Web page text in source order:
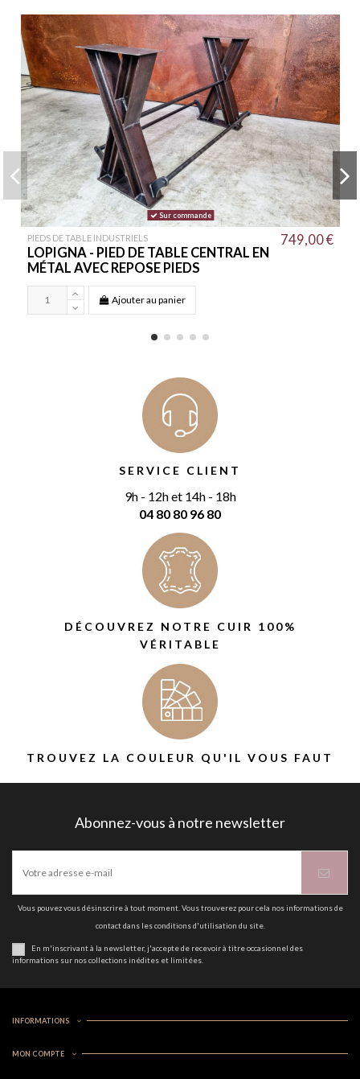
Sur commande
PIEDS DE TABLE INDUSTRIELS
LOPIGNA - PIED DE TABLE CENTRAL EN
MÉTAL AVEC REPOSE PIEDS
749,00 €
Ajouter au panier
SERVICE CLIENT
9h - 12h et 14h - 18h
04 80 80 96 80
DÉCOUVREZ NOTRE CUIR 100%
VÉRITABLE
TROUVEZ LA COULEUR QU'IL VOUS FAUT
Abonnez-vous à notre newsletter
Vous pouvez vous désinscrire à tout moment. Vous trouverez pour cela nos informations de
contact dans les conditions d'utilisation du site.
En m'inscrivant à la newsletter, j'accepte de recevoir à titre occasionnel des
informations sur nos collections inédites et limitées.
INFORMATIONS
MON COMPTE